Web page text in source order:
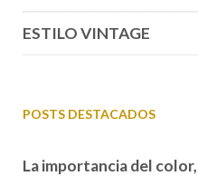
ESTILO VINTAGE
POSTS DESTACADOS
La importancia del color,